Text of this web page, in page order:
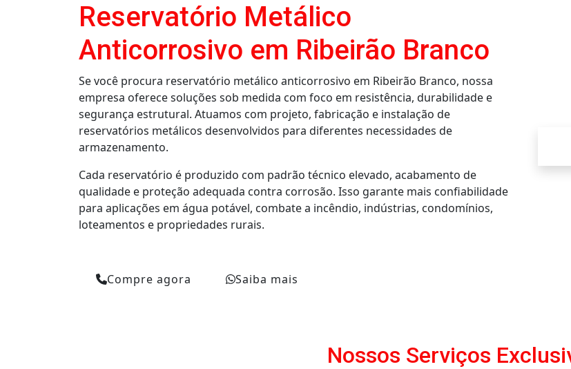
Reservatório Metálico
Anticorrosivo em Ribeirão Branco
Se você procura reservatório metálico anticorrosivo em Ribeirão Branco, nossa
empresa oferece soluções sob medida com foco em resistência, durabilidade e
segurança estrutural. Atuamos com projeto, fabricação e instalação de
reservatórios metálicos desenvolvidos para diferentes necessidades de
armazenamento.
Cada reservatório é produzido com padrão técnico elevado, acabamento de
qualidade e proteção adequada contra corrosão. Isso garante mais confiabilidade
para aplicações em água potável, combate a incêndio, indústrias, condomínios,
loteamentos e propriedades rurais.
Compre agora Saiba mais
Nossos Serviços